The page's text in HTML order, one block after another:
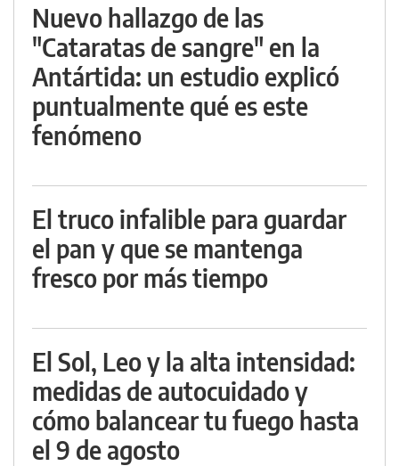
Nuevo hallazgo de las
"Cataratas de sangre" en la
Antártida: un estudio explicó
puntualmente qué es este
fenómeno
El truco infalible para guardar
el pan y que se mantenga
fresco por más tiempo
El Sol, Leo y la alta intensidad:
medidas de autocuidado y
cómo balancear tu fuego hasta
el 9 de agosto